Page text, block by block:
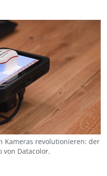
Kameras revolutionieren: der
von Datacolor.